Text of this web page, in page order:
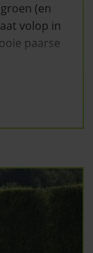
(en
volop in
paarse